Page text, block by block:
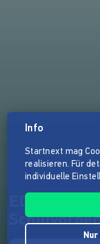
EDURINO -
Info
Startnext mag
realisieren. Für
individuelle